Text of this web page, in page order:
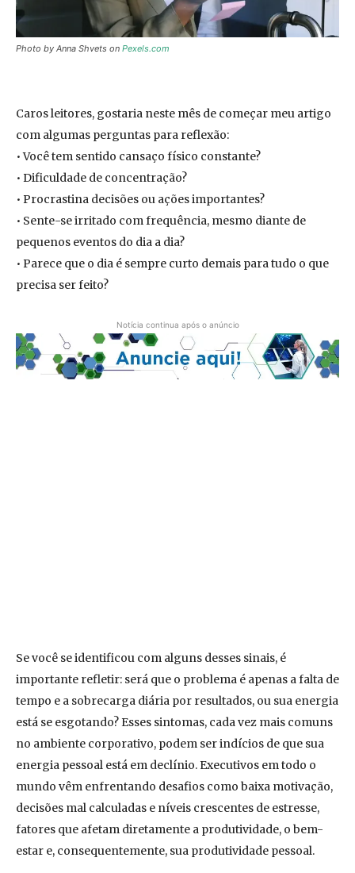
Photo by Anna Shvets on Pexels.com
Caros leitores, gostaria neste mês de começar meu artigo
com algumas perguntas para reflexão:
• Você tem sentido cansaço físico constante?
• Dificuldade de concentração?
• Procrastina decisões ou ações importantes?
• Sente-se irritado com frequência, mesmo diante de
pequenos eventos do dia a dia?
• Parece que o dia é sempre curto demais para tudo o que
precisa ser feito?
Notícia continua após o anúncio
Se você se identificou com alguns desses sinais, é
importante refletir: será que o problema é apenas a falta de
tempo e a sobrecarga diária por resultados, ou sua energia
está se esgotando? Esses sintomas, cada vez mais comuns
no ambiente corporativo, podem ser indícios de que sua
energia pessoal está em declínio. Executivos em todo o
mundo vêm enfrentando desafios como baixa motivação,
decisões mal calculadas e níveis crescentes de estresse,
fatores que afetam diretamente a produtividade, o bem-
estar e, consequentemente, sua produtividade pessoal.